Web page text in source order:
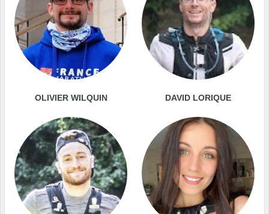
OLIVIER WILQUIN DAVID LORIQUE